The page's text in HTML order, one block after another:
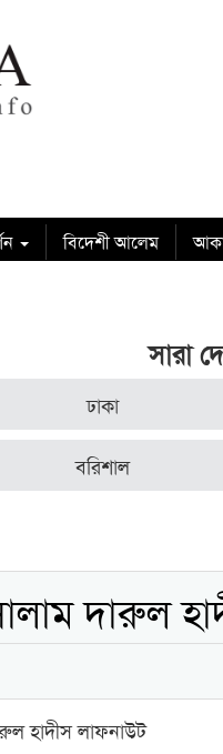
বিদেশী আলেম
সারা
ঢাকা
বরিশাল
দারুল
হাদীস লাফনাউট